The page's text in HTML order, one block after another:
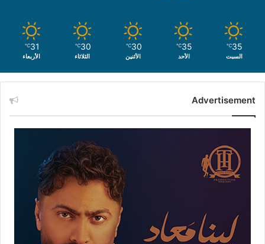
35
℃
السبت
35
℃
الأحد
30
℃
الأثنين
30
℃
الثلاثاء
31
℃
الأربعاء
Advertisement